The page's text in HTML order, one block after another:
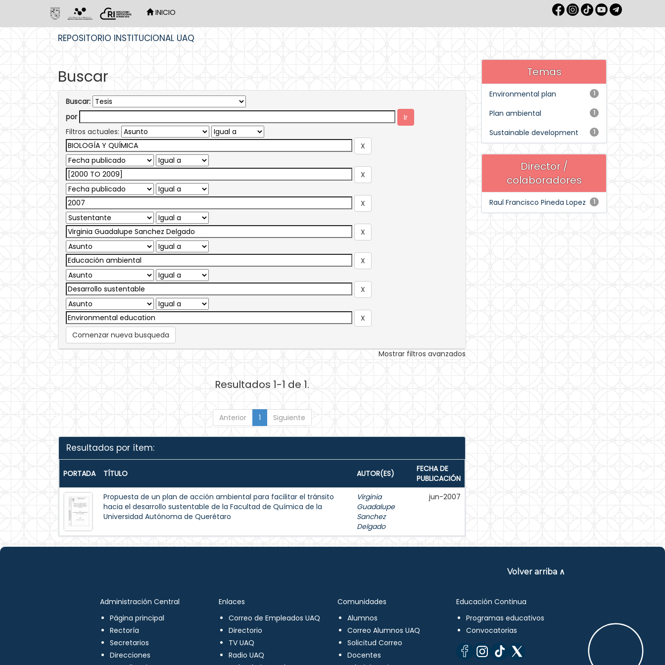
INICIO
REPOSITORIO INSTITUCIONAL UAQ
Buscar
Buscar:
por
Filtros actuales:
Comenzar nueva busqueda
Mostrar filtros avanzados
Resultados 1-1 de 1.
Anterior 1 Siguiente
Resultados por ítem:
PORTADA TÍTULO AUTOR(ES)
FECHA DE
PUBLICACIÓN
Propuesta de un plan de acción ambiental para facilitar el tránsito
hacia el desarrollo sustentable de la Facultad de Química de la
Universidad Autónoma de Querétaro
Virginia
Guadalupe
Sanchez
Delgado
jun-2007
Temas
1
Environmental plan
1
Plan ambiental
1
Sustainable development
Director /
colaboradores
1
Raul Francisco Pineda Lopez
Volver arriba ∧
Administración Central
Página principal
Rectoría
Secretarios
Direcciones
Enlaces
Correo de Empleados UAQ
Directorio
TV UAQ
Radio UAQ
Comunidades
Alumnos
Correo Alumnos UAQ
Solicitud Correo
Docentes
Educación Continua
Programas educativos
Convocatorias